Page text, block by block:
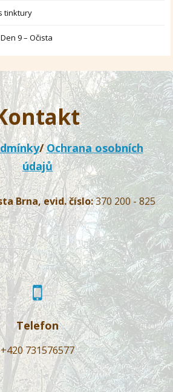
tinktury
Den 9 – Očista
/Ochrana osobních
údajů
Brna, evid. číslo:370 200 - 825
Telefon
+420 731576577